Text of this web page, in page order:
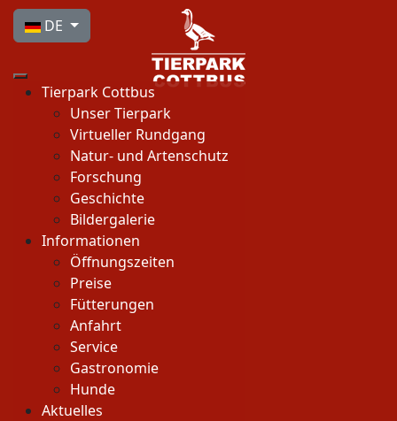
Sprache auswählen
DE
Tierpark Cottbus
Unser Tierpark
Virtueller Rundgang
Natur- und Artenschutz
Forschung
Geschichte
Bildergalerie
Informationen
Öffnungszeiten
Preise
Fütterungen
Anfahrt
Service
Gastronomie
Hunde
Aktuelles